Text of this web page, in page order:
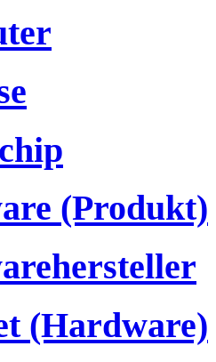
(Produkt)
(Hardware)